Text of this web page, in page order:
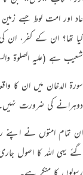
عاد اور امت لوط جسے
کیا تھا؟ ان کے کفر، ان
شعیب ہے (‏علیہ الصلوۃ
سورۃ الدخان میں ان کا
دوہرانے کی ضرورت
ان تمام امتوں نے اپنے
گئے یہی اللہ کا اصول
رسولوں کا منکر ہے۔